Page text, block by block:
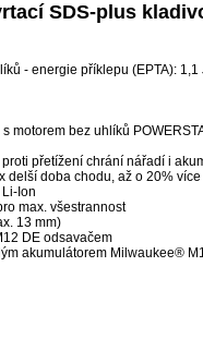
SDS-plus
- energie příklepu (EPTA):
motorem bez uhlíků
přetížení chrání nářadí i
doba chodu, až o 20%
Ion
max. všestrannost
13 mm)
DE odsavačem
akumulátorem Milwaukee®